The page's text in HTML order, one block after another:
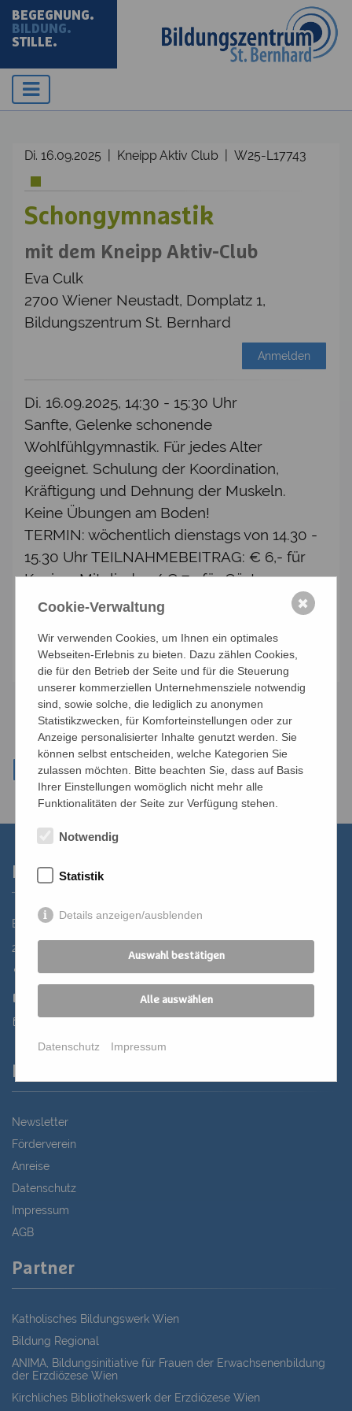
BEGEGNUNG.
BILDUNG.
STILLE.
Di. 16.09.2025 | Kneipp Aktiv Club | W25-L17743
Schongymnastik
mit dem Kneipp Aktiv-Club
Eva Culk
2700 Wiener Neustadt, Domplatz 1,
Bildungszentrum St. Bernhard
Anmelden
Di. 16.09.2025, 14:30 - 15:30 Uhr
Sanfte, Gelenke schonende
Wohlfühlgymnastik. Für jedes Alter
geeignet. Schulung der Koordination,
Kräftigung und Dehnung der Muskeln.
Keine Übungen am Boden!
TERMIN: wöchentlich dienstags von 14.30 -
15.30 Uhr TEILNAHMEBEITRAG: € 6,- für
Kneipp-Mitglieder / € 7,- für Gäste
LEITUNG: Eva Culk
Kontakt
Bildungszentrum St. Bernhard der Erzdiözese Wien
2700 Wiener Neustadt, Domplatz 1
02622 29131
st.bernhard@edw.or.at
Newsletter
Förderverein
Anreise
Datenschutz
Impressum
AGB
Partner
Katholisches Bildungswerk Wien
Bildung Regional
ANIMA, Bildungsinitiative für Frauen der Erwachsenenbildung
der Erzdiözese Wien
Kirchliches Bibliothekswerk der Erzdiözese Wien
Cookie-Verwaltung
Wir verwenden Cookies, um Ihnen ein optimales
Webseiten-Erlebnis zu bieten. Dazu zählen Cookies,
die für den Betrieb der Seite und für die Steuerung
unserer kommerziellen Unternehmensziele notwendig
sind, sowie solche, die lediglich zu anonymen
Statistikzwecken, für Komforteinstellungen oder zur
Anzeige personalisierter Inhalte genutzt werden. Sie
können selbst entscheiden, welche Kategorien Sie
zulassen möchten. Bitte beachten Sie, dass auf Basis
Ihrer Einstellungen womöglich nicht mehr alle
Funktionalitäten der Seite zur Verfügung stehen.
Notwendig
Statistik
Details anzeigen/ausblenden
Auswahl bestätigen
Alle auswählen
Datenschutz Impressum
✖